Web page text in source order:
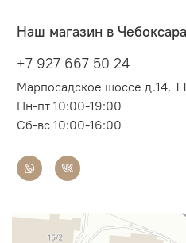
Наш магазин в
+7 927 667 50 24
Марпосадское шоссе д.14,
Пн-пт 10:00-19:00
Сб-вс 10:00-16:00